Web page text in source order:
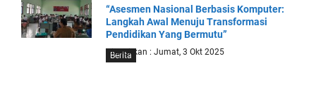
Berita
“Asesmen Nasional Berbasis Komputer:
Langkah Awal Menuju Transformasi
Pendidikan Yang Bermutu”
Diterbitkan : Jumat, 3 Okt 2025